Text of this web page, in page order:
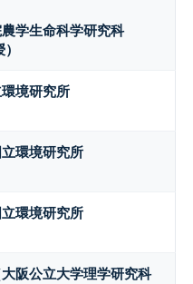
農学生命科学研究科
境研究所
環境研究所
環境研究所
阪公立大学理学研究科